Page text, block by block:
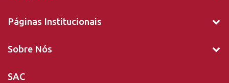
Páginas Institucionais
Sobre Nós
SAC